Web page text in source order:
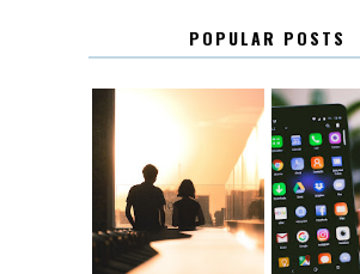
POPULAR POSTS
KONTAKT